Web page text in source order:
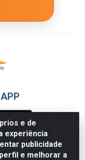
e de
experiência
publicidade
e melhorar a